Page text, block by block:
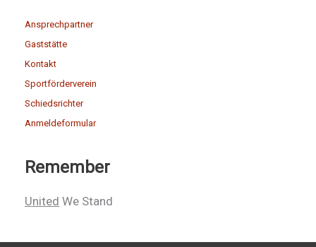
Ansprechpartner
Gaststätte
Kontakt
Sportförderverein
Schiedsrichter
Anmeldeformular
Remember
United We Stand